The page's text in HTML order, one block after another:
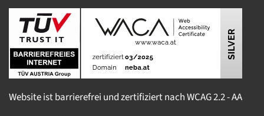
Website ist barrierefrei und zertifiziert nach WCAG 2.2 - AA